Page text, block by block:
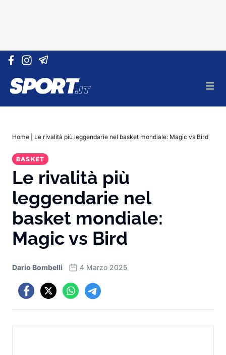
Vai al contenuto
Home Le rivalità più leggendarie nel basket mondiale: Magic vs Bird
BASKET
Le rivalità più
leggendarie nel
basket mondiale:
Magic vs Bird
Dario Bombelli 4 Marzo 2025